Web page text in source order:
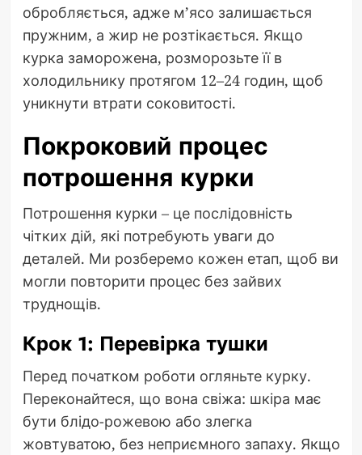
обробляється, адже м’ясо залишається
пружним, а жир не розтікається. Якщо
курка заморожена, розморозьте її в
холодильнику протягом 12–24 годин, щоб
уникнути втрати соковитості.
Покроковий процес
потрошення курки
Потрошення курки – це послідовність
чітких дій, які потребують уваги до
деталей. Ми розберемо кожен етап, щоб ви
могли повторити процес без зайвих
труднощів.
Крок 1: Перевірка тушки
Перед початком роботи огляньте курку.
Переконайтеся, що вона свіжа: шкіра має
бути блідо-рожевою або злегка
жовтуватою, без неприємного запаху. Якщо